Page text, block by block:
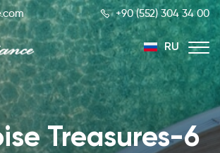
+90 (552) 304 34 00
RU
TR
Treasures-6